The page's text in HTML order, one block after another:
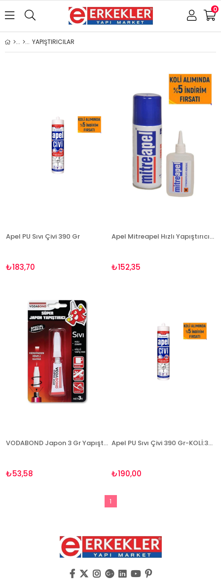
0
YAPIŞTIRICILAR
Apel PU Sıvı Çivi 390 Gr
₺183,70
Apel Mitreapel Hızlı Yapıştırıcı 400ml.
₺152,35
VODABOND Japon 3 Gr Yapıştırıcı
₺53,58
Apel PU Sıvı Çivi 390 Gr-KOLİ:30 ADET
₺190,00
1